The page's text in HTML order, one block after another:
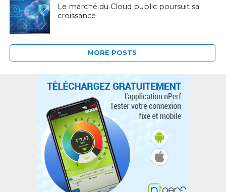
Le marché du Cloud public poursuit sa
croissance
MORE POSTS